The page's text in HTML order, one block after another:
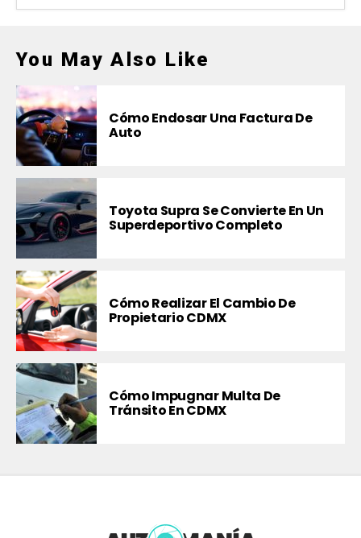
You May Also Like
Cómo Endosar Una Factura De
Auto
Toyota Supra Se Convierte En Un
Superdeportivo Completo
Cómo Realizar El Cambio De
Propietario CDMX
Cómo Impugnar Multa De
Tránsito En CDMX